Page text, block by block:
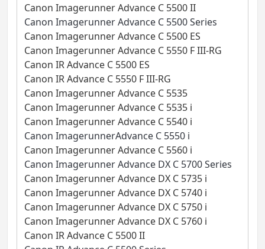
Canon Imagerunner Advance C 5500 II
Canon Imagerunner Advance C 5500 Series
Canon Imagerunner Advance C 5500 ES
Canon Imagerunner Advance C 5550 F III-RG
Canon IR Advance C 5500 ES
Canon IR Advance C 5550 F III-RG
Canon Imagerunner Advance C 5535
Canon Imagerunner Advance C 5535 i
Canon Imagerunner Advance C 5540 i
Canon ImagerunnerAdvance C 5550 i
Canon Imagerunner Advance C 5560 i
Canon Imagerunner Advance DX C 5700 Series
Canon Imagerunner Advance DX C 5735 i
Canon Imagerunner Advance DX C 5740 i
Canon Imagerunner Advance DX C 5750 i
Canon Imagerunner Advance DX C 5760 i
Canon IR Advance C 5500 II